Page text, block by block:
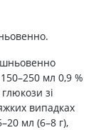
мл 0,9 %
зі
випадках
мл (6–8 г),